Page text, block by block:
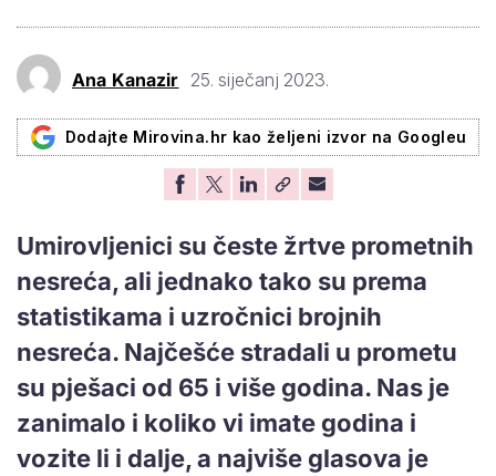
Ana Kanazir 25. siječanj 2023.
Dodajte Mirovina.hr kao željeni izvor na Googleu
Umirovljenici su česte žrtve prometnih
nesreća, ali jednako tako su prema
statistikama i uzročnici brojnih
nesreća. Najčešće stradali u prometu
su pješaci od 65 i više godina. Nas je
zanimalo i koliko vi imate godina i
vozite li i dalje, a najviše glasova je